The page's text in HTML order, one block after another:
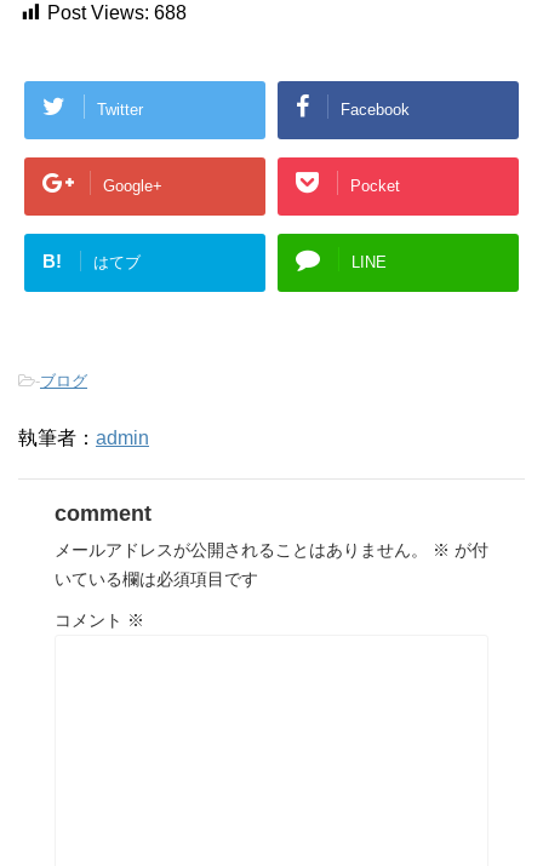
Post Views: 688
Twitter Facebook
Google+ Pocket
B! はてブ LINE
-ブログ
執筆者： admin
comment
メールアドレスが公開されることはありません。 ※ が付
いている欄は必須項目です
コメント ※